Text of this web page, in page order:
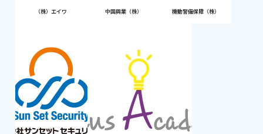
（株）エイワ 中国興業（株） 機動警備保障（株）